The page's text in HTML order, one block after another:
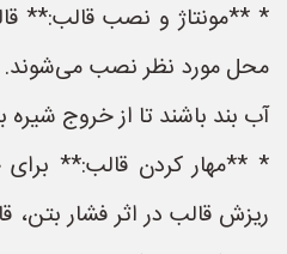
* **مونتاژ و نصب قالب:**
محل مورد نظر نصب می‌شوند.
آب بند باشند تا از خروج
* **مهار کردن قالب:** برای
ریزش قالب در اثر فشار بتن،